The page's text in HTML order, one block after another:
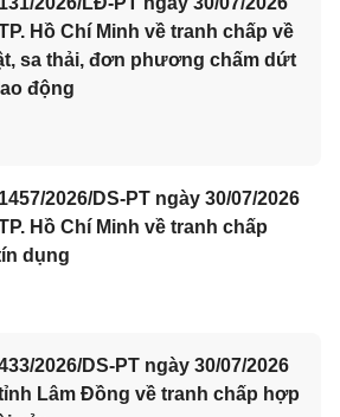
Hồ Chí Minh về tranh chấp về
sa thải, đơn phương chấm dứt
động
2026/DS-PT ngày 30/07/2026
Hồ Chí Minh về tranh chấp
dụng
2026/DS-PT ngày 30/07/2026
Lâm Đồng về tranh chấp hợp